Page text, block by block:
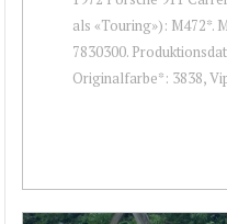
als «Touring»): M472*.
7830300.
Originalfarbe*: 3838,